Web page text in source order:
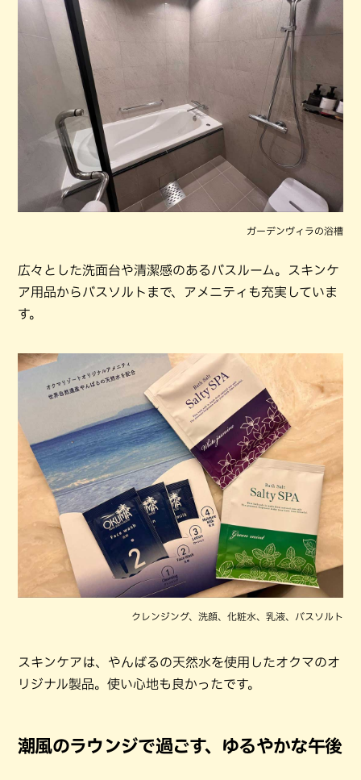
ガーデンヴィラの浴槽
広々とした洗面台や清潔感のあるバスルーム。スキンケ
ア用品からバスソルトまで、アメニティも充実していま
す。
クレンジング、洗顔、化粧水、乳液、バスソルト
スキンケアは、やんばるの天然水を使用したオクマのオ
リジナル製品。使い心地も良かったです。
潮風のラウンジで過ごす、ゆるやかな午後